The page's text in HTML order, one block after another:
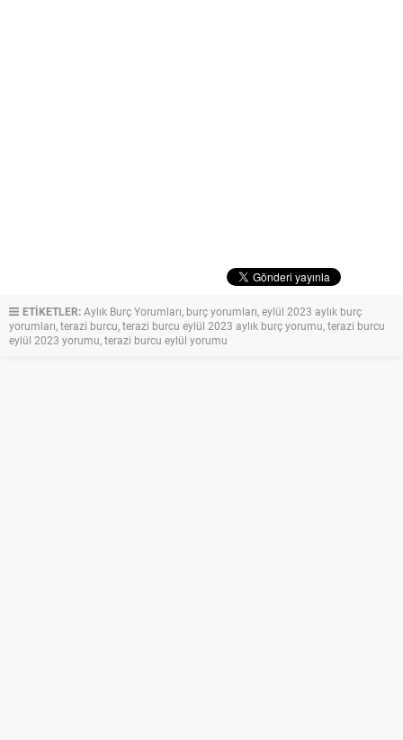
ETİKETLER:Aylık Burç Yorumları, burç yorumları,eylül 2023 aylık burç
yorumları,terazi burcu,terazi burcu eylül 2023 aylık burç yorumu,terazi burcu
eylül 2023 yorumu,terazi burcu eylül yorumu